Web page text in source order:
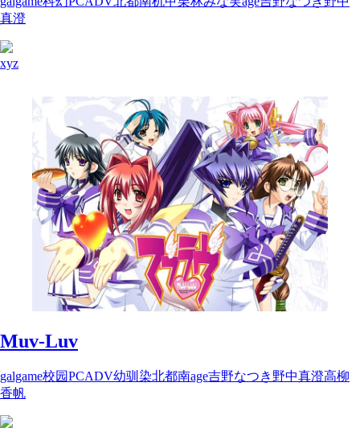
Muv-Luv
galgame校园PCADV幼驯染北都南age吉野なつき 野中真澄高柳
香帆
真澄
xyz